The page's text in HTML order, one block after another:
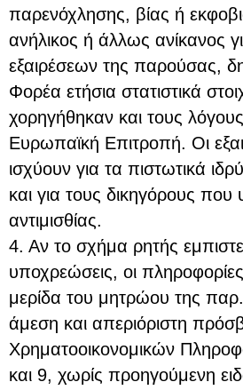
παρενόχλησης, βίας ή
ανήλικος ή άλλως ανίκανος
εξαιρέσεων της παρούσας,
Φορέα ετήσια στατιστικά
χορηγήθηκαν και τους
Ευρωπαϊκή Επιτροπή. Οι
ισχύουν για τα πιστωτικά
και για τους δικηγόρους
αντιμισθίας.
4. Αν το σχήμα ρητής
υποχρεώσεις, οι
μερίδα του μητρώου της
άμεση και απεριόριστη
Χρηματοοικονομικών
και 9, χωρίς προηγούμενη